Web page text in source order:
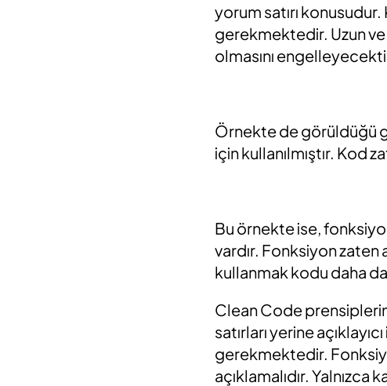
yorum satırı
gerekmektedir. Uzun ve
olmasını
Örnekte de görüldüğü
için kullanılmıştır. Kod
Bu örnekte ise,
vardır. Fonksiyon zaten
kullanmak kodu daha
Clean Code
satırları yerine
gerekmektedir.
açıklamalıdır.